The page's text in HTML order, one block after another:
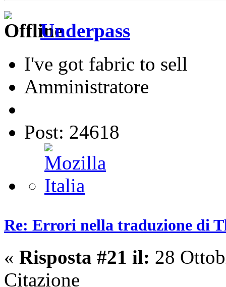
Underpass
I've got fabric to sell
Amministratore
Post: 24618
Re: Errori nella traduzione di
« Risposta #21 il: 28
Citazione